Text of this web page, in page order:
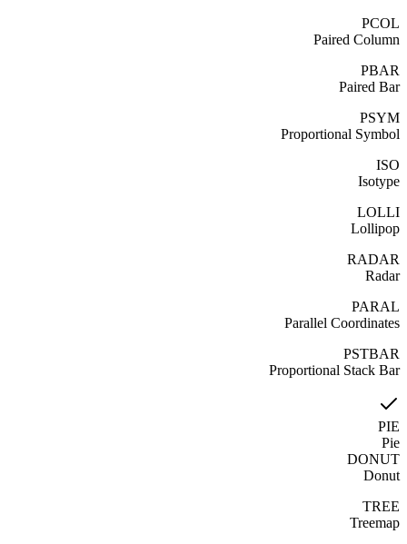
PCOL
Paired Column
PBAR
Paired Bar
PSYM
Proportional Symbol
ISO
Isotype
LOLLI
Lollipop
RADAR
Radar
PARAL
Parallel Coordinates
PSTBAR
Proportional Stack Bar
PIE
Pie
DONUT
Donut
TREE
Treemap